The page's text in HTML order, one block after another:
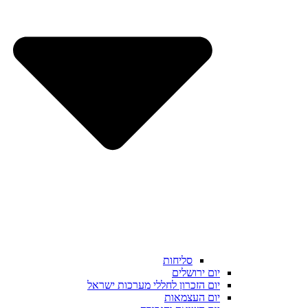
סליחות
יום ירושלים
יום הזכרון לחללי מערכות ישראל
יום העצמאות